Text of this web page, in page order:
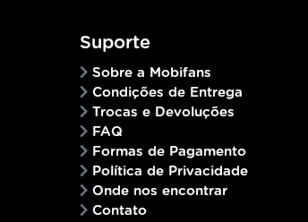
Suporte
Sobre a Mobifans
Condições de Entrega
Trocas e Devoluções
FAQ
Formas de Pagamento
Política de Privacidade
Onde nos encontrar
Contato